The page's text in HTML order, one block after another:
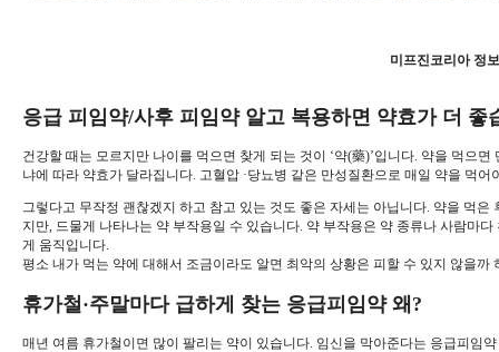
미프진코리아 정
응급 피임약/사후 피임약 알고 복용하면 약효가 더 좋
건강할 때는 모르지만 나이를 먹으면 찾게 되는 것이 ‘약(藥)’입니다. 약을 먹으
냐에 따라 약효가 달라집니다. 고혈압 ·당뇨병 같은 만성질환으로 매일 약을 먹
그렇다고 무작정 괜찮겠지 하고 참고 있는 것도 좋은 자세는 아닙니다. 약을 먹
지만, 드물게 나타나는 약 부작용일 수 있습니다. 약 부작용은 약 종류나 사람마
게 움직입니다.
평소 내가 먹는 약에 대해서 조금이라도 알면 최악의 상황은 피할 수 있지 않을
휴가철 ·주말마다 급하게 찾는 응급피임약 왜 ?
매년 여름 휴가철이면 많이 팔리는 약이 있습니다. 임신을 막아준다는 응급피임